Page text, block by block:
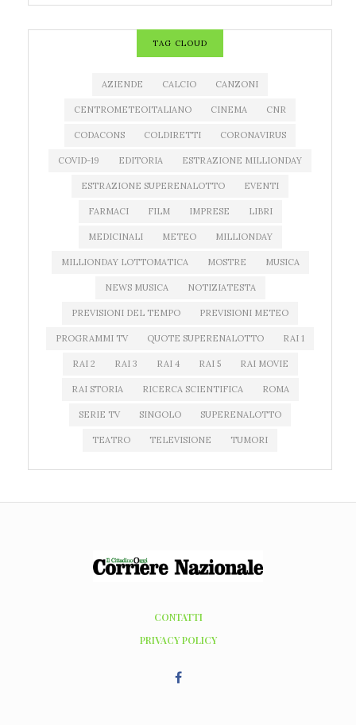
TAG CLOUD
AZIENDE CALCIO CANZONI
CENTROMETEOITALIANO CINEMA CNR
CODACONS COLDIRETTI CORONAVIRUS
COVID-19 EDITORIA ESTRAZIONE MILLIONDAY
ESTRAZIONE SUPERENALOTTO EVENTI
FARMACI FILM IMPRESE LIBRI
MEDICINALI METEO MILLIONDAY
MILLIONDAY LOTTOMATICA MOSTRE MUSICA
NEWS MUSICA NOTIZIATESTA
PREVISIONI DEL TEMPO PREVISIONI METEO
PROGRAMMI TV QUOTE SUPERENALOTTO RAI 1
RAI 2 RAI 3 RAI 4 RAI 5 RAI MOVIE
RAI STORIA RICERCA SCIENTIFICA ROMA
SERIE TV SINGOLO SUPERENALOTTO
TEATRO TELEVISIONE TUMORI
CONTATTI
PRIVACY POLICY